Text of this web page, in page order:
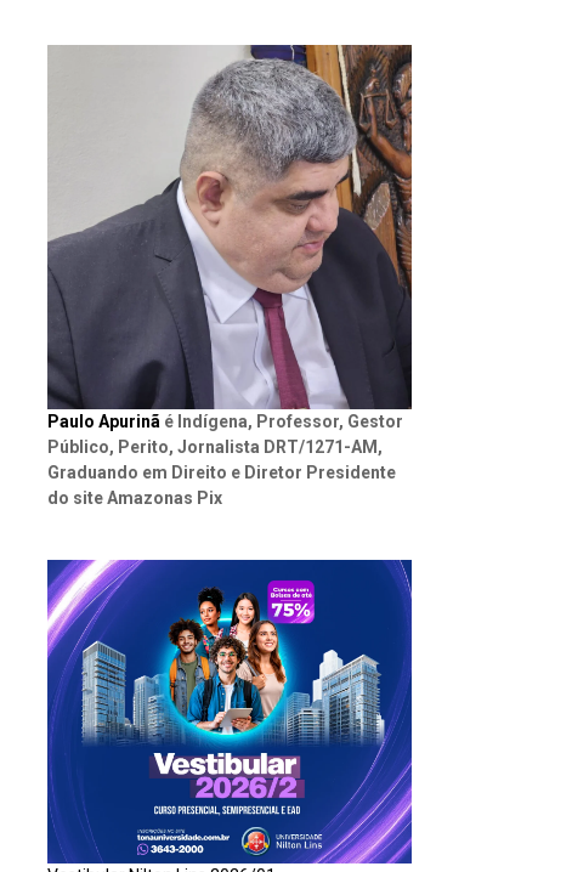
Paulo Apurinã é Indígena, Professor, Gestor
Público, Perito, Jornalista DRT/1271-AM,
Graduando em Direito e Diretor Presidente
do site Amazonas Pix